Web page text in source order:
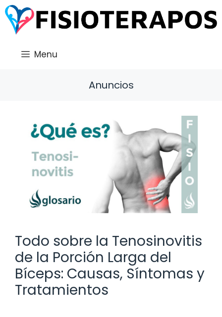
Saltar
al
contenido
Menu
Anuncios
Todo sobre la Tenosinovitis
de la Porción Larga del
Bíceps: Causas, Síntomas y
Tratamientos